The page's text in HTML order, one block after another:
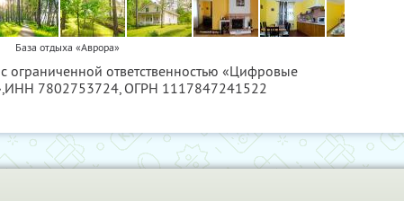
База отдыха «Аврора»
ограниченной ответственностью «Цифровые
ИНН 7802753724, ОГРН 1117847241522